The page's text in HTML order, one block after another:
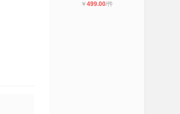
￥ 499.00/件